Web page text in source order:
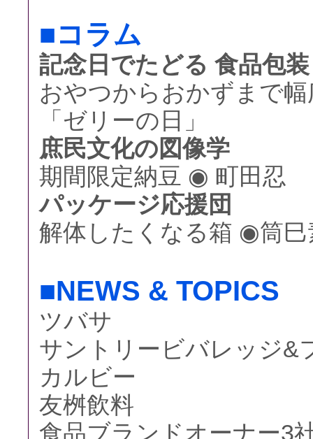
■コラム
記念日でたどる 食品包
おやつからおかずまで
「ゼリーの日」
庶民文化の図像学
期間限定納豆 ◉ 町田忍
パッケージ応援団
解体したくなる箱 ◉筒巳
■NEWS & TOPICS
ツバサ
サントリービバレッジ&
カルビー
友桝飲料
食品ブランドオーナー3